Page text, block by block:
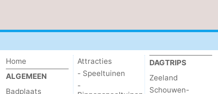
Home
ALGEMEEN
Badplaats
Attracties
- Speeltuinen
-
DAGTRIPS
Zeeland
Schouwen-